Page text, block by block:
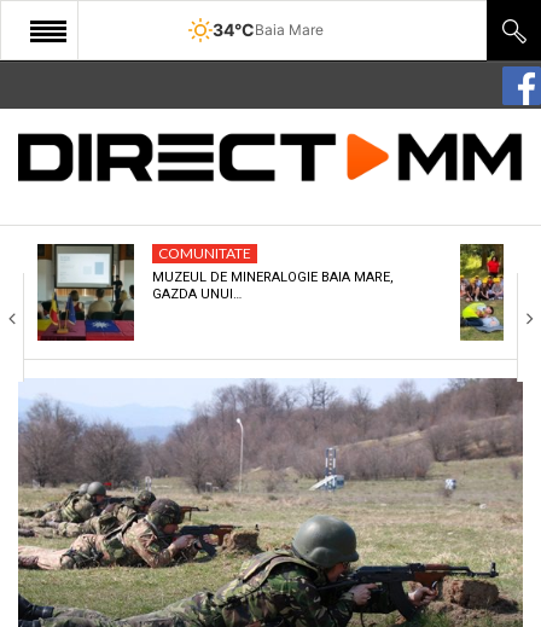
34°CBaia Mare
START
COMUNITATE
CULTURA
ECONOMIE
SANATATE
SPORT
SPECIAL
POLITIC
LIFE
COMUNITATE
MUZEUL DE MINERALOGIE BAIA MARE,
GAZDA UNUI…